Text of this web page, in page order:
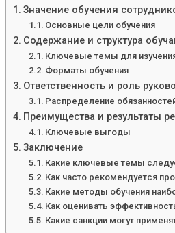
Значение обучения
Основные цели обучения
Содержание и структура
Ключевые темы для
Форматы обучения
Ответственность и роль
Распределение
Преимущества и результаты
Ключевые выгоды
Заключение
Какие ключевые темы
Как часто рекомендуется
Какие методы обучения
Как оценивать
Какие санкции могут